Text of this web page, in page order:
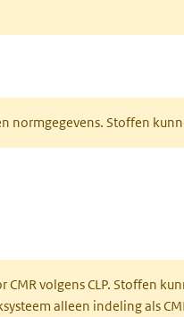
normgegevens. Stoffen
CMR volgens CLP. Stoffen
alleen indeling als